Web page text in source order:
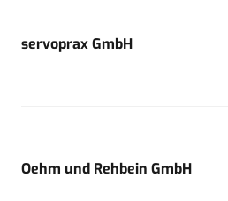
servoprax GmbH
Oehm und Rehbein GmbH